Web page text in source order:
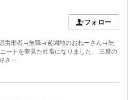
フォロー
労働者→無職→遊園地のおねーさん→無
ートを夢見た社畜になりました。 三度の
き…